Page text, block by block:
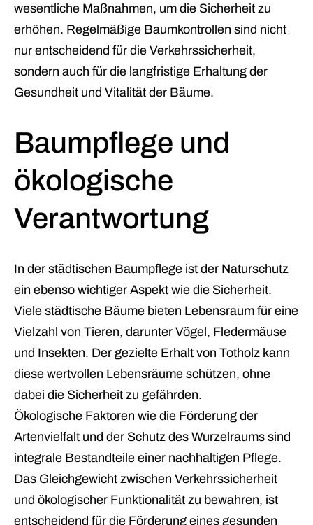
wesentliche Maßnahmen, um die Sicherheit zu
erhöhen. Regelmäßige Baumkontrollen sind nicht
nur entscheidend für die Verkehrssicherheit,
sondern auch für die langfristige Erhaltung der
Gesundheit und Vitalität der Bäume.
Baumpflege und
ökologische
Verantwortung
In der städtischen Baumpflege ist der Naturschutz
ein ebenso wichtiger Aspekt wie die Sicherheit.
Viele städtische Bäume bieten Lebensraum für eine
Vielzahl von Tieren, darunter Vögel, Fledermäuse
und Insekten. Der gezielte Erhalt von Totholz kann
diese wertvollen Lebensräume schützen, ohne
dabei die Sicherheit zu gefährden.
Ökologische Faktoren wie die Förderung der
Artenvielfalt und der Schutz des Wurzelraums sind
integrale Bestandteile einer nachhaltigen Pflege.
Das Gleichgewicht zwischen Verkehrssicherheit
und ökologischer Funktionalität zu bewahren, ist
entscheidend für die Förderung eines gesunden